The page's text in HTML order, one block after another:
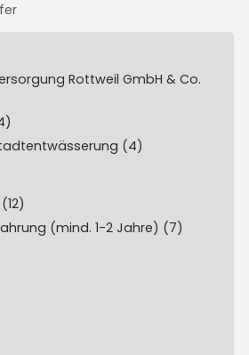
Rottweil GmbH & Co.
(4)
(12)
(mind. 1-2 Jahre) (7)